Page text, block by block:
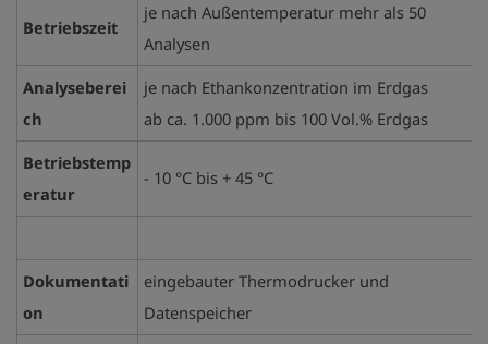
Betriebszeit
je nach Außentemperatur mehr als 50
Analysen
Analyseberei
ch
je nach Ethankonzentration im Erdgas
ab ca. 1.000 ppm bis 100 Vol.% Erdgas
Betriebstemp
eratur
- 10 °C bis + 45 °C
Dokumentati
on
eingebauter Thermodrucker und
Datenspeicher